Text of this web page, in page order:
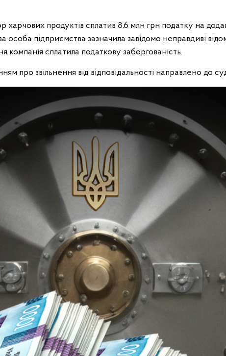
харчових продуктів сплатив 8,6 млн грн податку на
підприємства зазначила завідомо неправдиві
компанія сплатила податкову заборгованість.
про звільнення від відповідальності направлено до